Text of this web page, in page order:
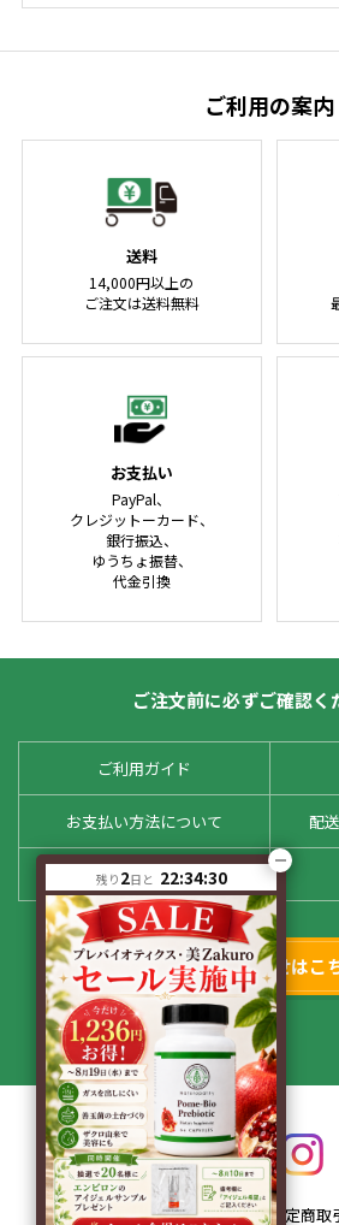
ご利用の案内
送料
14,000円以上の
ご注文は送料無料
お支払い
PayPal、
クレジットーカード、
銀行振込、
ゆうちょ振替、
代金引換
ご注文前に必ずご確認く
ご利用ガイド
お支払い方法について 配
お客様の声
お問い合わせはこ
会社概要 特定商取
残り 2日と 22:34:29